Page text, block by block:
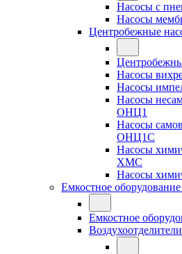
Насосы с
Насосы
Центробежные
Насосы
Насосы
Насосы
ОНЦ1
Насосы
ОНЦ1С
Насосы
ХМС
Насосы
Емкостное оборудование
Емкостное
Воздухоотделители